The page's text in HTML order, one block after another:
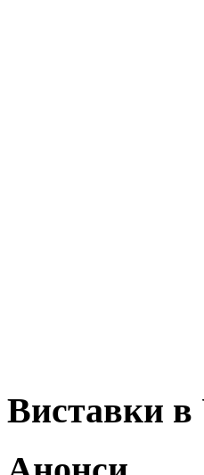
Виставки в